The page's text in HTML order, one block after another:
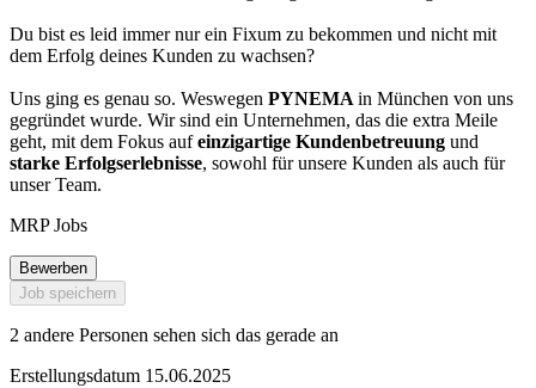
Du bist es leid immer nur ein Fixum zu bekommen und nicht mit
dem Erfolg deines Kunden zu wachsen?
Uns ging es genau so. Weswegen PYNEMA in München von uns
gegründet wurde. Wir sind ein Unternehmen, das die extra Meile
geht, mit dem Fokus aufeinzigartige Kundenbetreuung und
starke Erfolgserlebnisse, sowohl für unsere Kunden als auch für
unser Team.
MRP Jobs
Bewerben
Job speichern
2 andere Personen sehen sich das gerade an
Erstellungsdatum 15.06.2025